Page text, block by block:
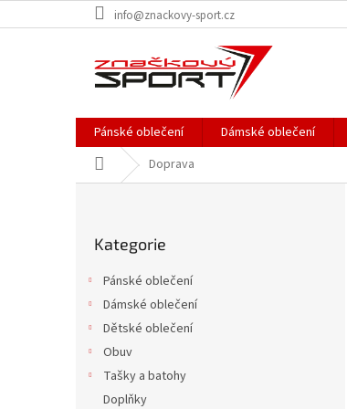
na
info@znackovy-sport.cz
Pánské oblečení Dámské oblečení
Domů Doprava
kategorie
Kategorie
Pánské oblečení
Dámské oblečení
Dětské oblečení
Obuv
Tašky a batohy
Doplňky